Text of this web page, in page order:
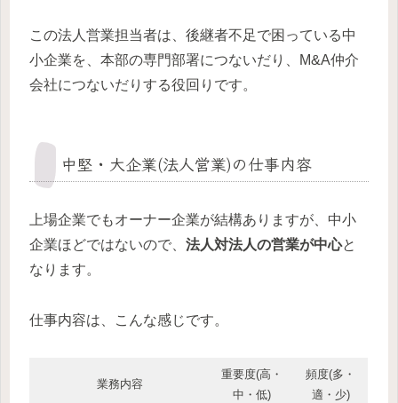
この法人営業担当者は、後継者不足で困っている中
小企業を、本部の専門部署につないだり、M&A仲介
会社につないだりする役回りです。
中堅・大企業(法人営業)の仕事内容
上場企業でもオーナー企業が結構ありますが、中小
企業ほどではないので、 法人対法人の営業が中心と
なります。
仕事内容は、こんな感じです。
業務内容
重要度(高・
中・低)
頻度(多・
適・少)